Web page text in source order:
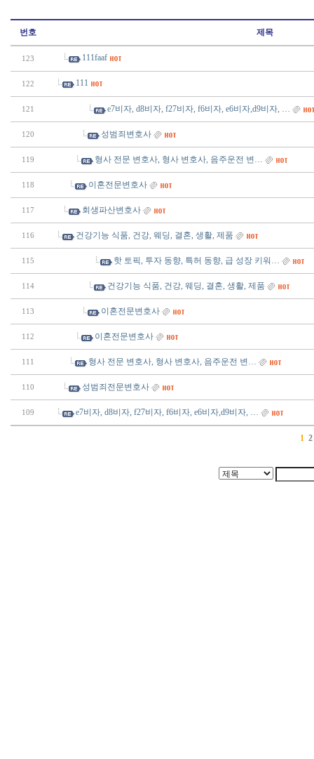
번호 제목
123 111faaf
122 111
121 e7비자, d8비자, f27비자, f6비자, e6비자,d9비자, …
120 성범죄변호사
119 형사 전문 변호사, 형사 변호사, 음주운전 변…
118 이혼전문변호사
117 회생파산변호사
116 건강기능 식품, 건강, 웨딩, 결혼, 생활, 제품
115 핫 토픽, 투자 동향, 특허 동향, 급 성장 키워…
114 건강기능 식품, 건강, 웨딩, 결혼, 생활, 제품
113 이혼전문변호사
112 이혼전문변호사
111 형사 전문 변호사, 형사 변호사, 음주운전 변…
110 성범죄전문변호사
109 e7비자, d8비자, f27비자, f6비자, e6비자,d9비자, …
1 2